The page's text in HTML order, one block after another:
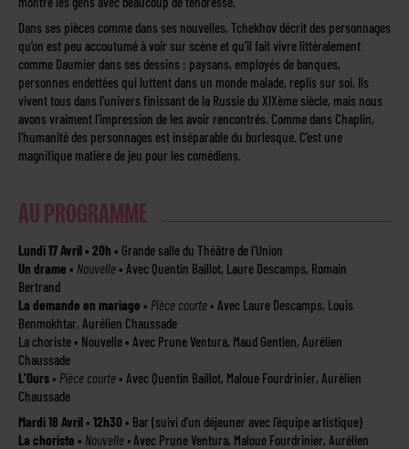
Dans ses pièces comme dans ses nouvelles, Tchekhov décrit des personnages
qu’on est peu accoutumé à voir sur scène et qu’il fait vivre littéralement
comme Daumier dans ses dessins : paysans, employés de banques,
personnes endettées qui luttent dans un monde malade, replis sur soi. Ils
vivent tous dans l’univers finissant de la Russie du XIXème siècle, mais nous
avons vraiment l’impression de les avoir rencontrés. Comme dans Chaplin,
l’humanité des personnages est inséparable du burlesque. C’est une
magnifique matière de jeu pour les comédiens.
AU PROGRAMME
Lundi 17 Avril • 20h • Grande salle du Théâtre de l’Union
Un drame • Nouvelle• Avec Quentin Baillot, Laure Descamps, Romain
Bertrand
La demande en mariage • Pièce courte• Avec Laure Descamps, Louis
Benmokhtar, Aurélien Chaussade
La choriste • Nouvelle • Avec Prune Ventura, Maud Gentien, Aurélien
Chaussade
L’Ours• Pièce courte• Avec Quentin Baillot, Maloue Fourdrinier, Aurélien
Chaussade
Mardi 18 Avril • 12h30 • Bar (suivi d’un déjeuner avec l’équipe artistique)
La choriste • Nouvelle •Avec Prune Ventura, Maloue Fourdrinier, Aurélien